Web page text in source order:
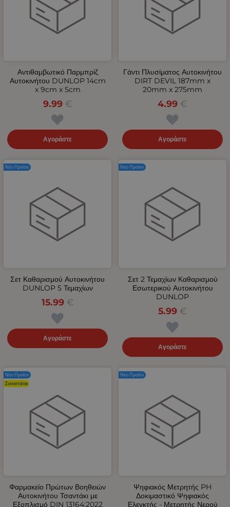
Αντιθαμβωτικό Παρμπρίζ
Αυτοκινήτου DUNLOP 14cm
x 9cm x 5cm
9.99 €
Αγοράστε
Γάντι Πλυσίματος Αυτοκινήτου
DIRT DEVIL 187mm x
20mm x 275mm
4.99 €
Αγοράστε
Σετ Καθαρισμού Αυτοκινήτου
DUNLOP 5 Τεμαχίων
15.99 €
Αγοράστε
Νέο Προϊόν
Σετ 2 Τεμαχίων Καθαρισμού
Εσωτερικού Αυτοκινήτου
DUNLOP
5.99 €
Αγοράστε
Νέο Προϊόν
Φαρμακείο Πρώτων Βοηθειών
Αυτοκινήτου Τσαντάκι με
Εξοπλισμό DIN 13164:2022
Νέο Προϊόν
Συνιστάται
Ψηφιακός Μετρητής PH
Δοκιμαστικό Ψηφιακός
Ελεγκτής - Μετρητής Νερού
Νέο Προϊόν